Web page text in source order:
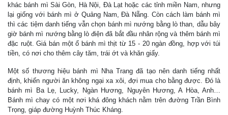
khác bánh mì Sài Gòn, Hà Nội, Đà Lạt hoặc các tỉnh miền Nam, nhưng
lại giống với bánh mì ở Quảng Nam, Đà Nẵng. Còn cách làm bánh mì
thì các tiệm danh tiếng vẫn chọn bánh mì nướng bằng lò than, dẫu bây
giờ bánh mì nướng bằng lò điện đã bắt đầu nhân rộng và thêm bánh mì
đặc ruột. Giá bán một ổ bánh mì thịt từ 15 - 20 ngàn đồng, hợp với túi
tiền, có nơi cho thêm cây tăm, trái ớt và khăn giấy.
Một số thương hiệu bánh mì Nha Trang đã tạo nên danh tiếng nhất
định, khiến người ăn không ngại xa xôi, đợi mua cho bằng được. Đó là
bánh mì Ba Lẹ, Lucky, Ngàn Hương, Nguyên Hương, A Hòa, Anh…
Bánh mì chay có một nơi khá đông khách nằm trên đường Trần Bình
Trọng, giáp đường Huỳnh Thúc Kháng.